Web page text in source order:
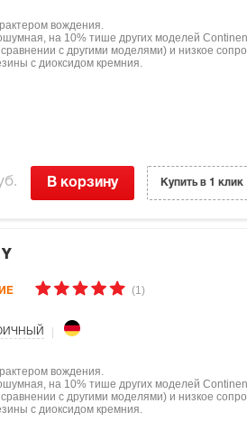
вождения.
на 10% тише других моделей
с другими моделями) и низкое
с диоксидом кремния.
В корзину Купить в 1 клик
(1)
вождения.
на 10% тише других моделей
с другими моделями) и низкое
с диоксидом кремния.